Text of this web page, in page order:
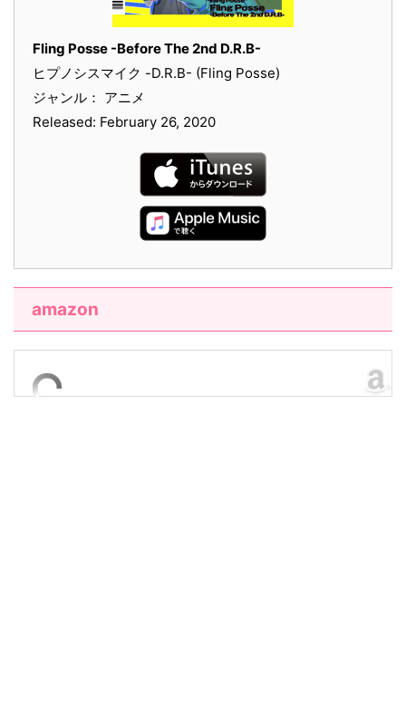
Fling Posse -Before The 2nd D.R.B-
ヒプノシスマイク -D.R.B- (Fling Posse)
ジャンル： アニメ
Released: February 26, 2020
amazon